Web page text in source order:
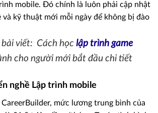
mobile. Đó chính là luôn phải cập nhật
và kỹ thuật mới mỗi ngày để không bị đào
viết: Cách học lập trình game
cho người mới bắt đầu chi tiết
nghề Lập trình mobile
mức lương trung bình của